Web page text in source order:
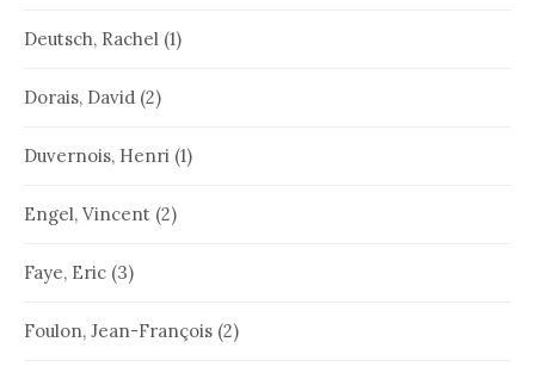
Deutsch, Rachel (1)
Dorais, David (2)
Duvernois, Henri (1)
Engel, Vincent (2)
Faye, Eric (3)
Foulon, Jean-François (2)